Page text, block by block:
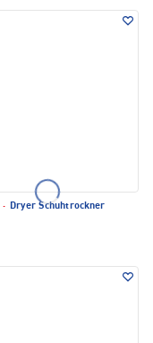
· Dryer Schuhtrockner